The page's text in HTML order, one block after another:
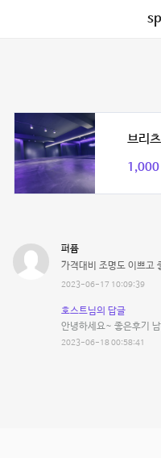
브리
1,000
퍼퓸
가격대비 조명도 이쁘고
2023-06-17 10:09:39
호스트님의 답글
안녕하세요~ 좋은후기
2023-06-18 00:58:41